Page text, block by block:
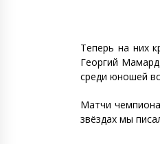
Теперь на них
Георгий
среди юношей
Матчи
звёздах мы